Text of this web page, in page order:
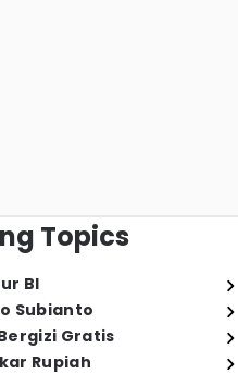
Topics
BI
Subianto
Gratis
Rupiah